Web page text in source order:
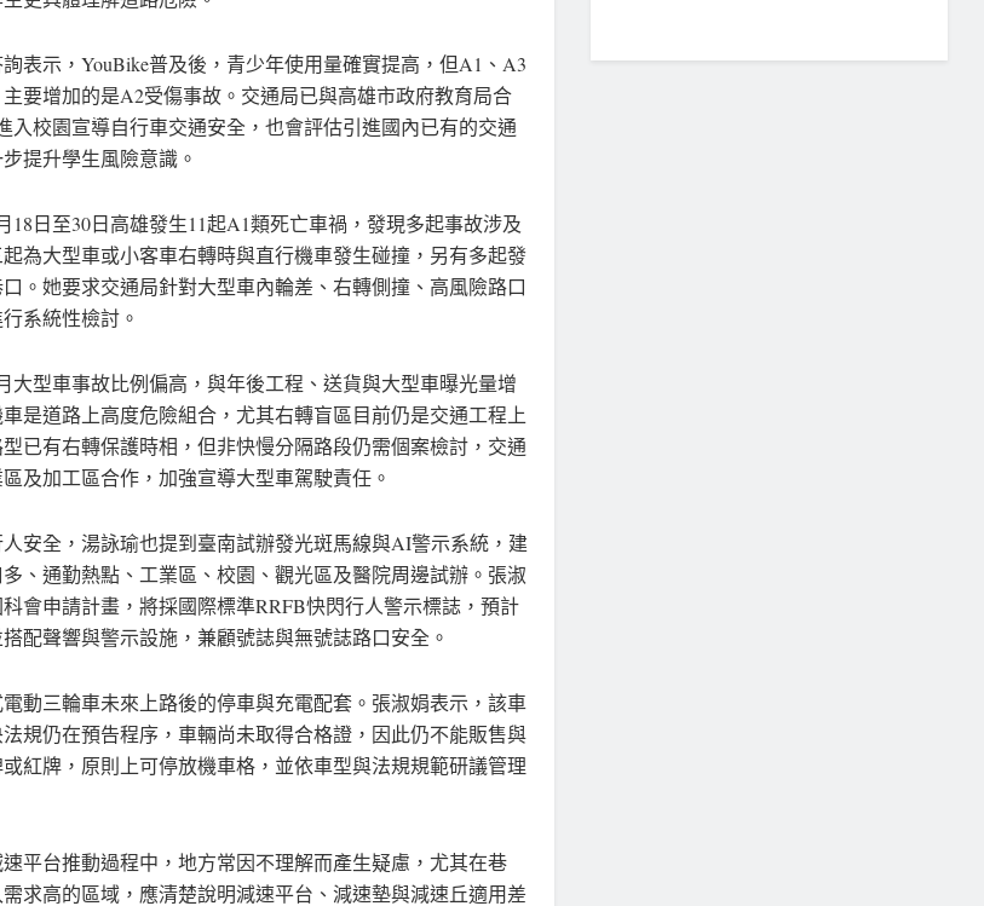
表示，YouBike普及後，青少年使用量確實提高，但A1、A3
要增加的是A2受傷事故。交通局已與高雄市政府教育局合
入校園宣導自行車交通安全，也會評估引進國內已有的交通
提升學生風險意識。
18日至30日高雄發生11起A1類死亡車禍，發現多起事故涉及
為大型車或小客車右轉時與直行機車發生碰撞，另有多起發
。她要求交通局針對大型車內輪差、右轉側撞、高風險路口
系統性檢討。
大型車事故比例偏高，與年後工程、送貨與大型車曝光量增
是道路上高度危險組合，尤其右轉盲區目前仍是交通工程上
已有右轉保護時相，但非快慢分隔路段仍需個案檢討，交通
及加工區合作，加強宣導大型車駕駛責任。
安全，湯詠瑜也提到臺南試辦發光斑馬線與AI警示系統，建
、通勤熱點、工業區、校園、觀光區及醫院周邊試辦。張淑
會申請計畫，將採國際標準RRFB快閃行人警示標誌，預計
配聲響與警示設施，兼顧號誌與無號誌路口安全。
動三輪車未來上路後的停車與充電配套。張淑娟表示，該車
規仍在預告程序，車輛尚未取得合格證，因此仍不能販售與
紅牌，原則上可停放機車格，並依車型與法規規範研議管理
平台推動過程中，地方常因不理解而產生疑慮，尤其在巷
求高的區域，應清楚說明減速平台、減速墊與減速丘適用差